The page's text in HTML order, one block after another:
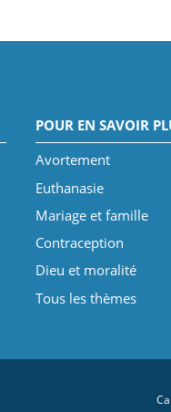
POUR EN SAVOIR
Avortement
Euthanasie
Mariage et famille
Contraception
Dieu et moralité
Tous les thèmes